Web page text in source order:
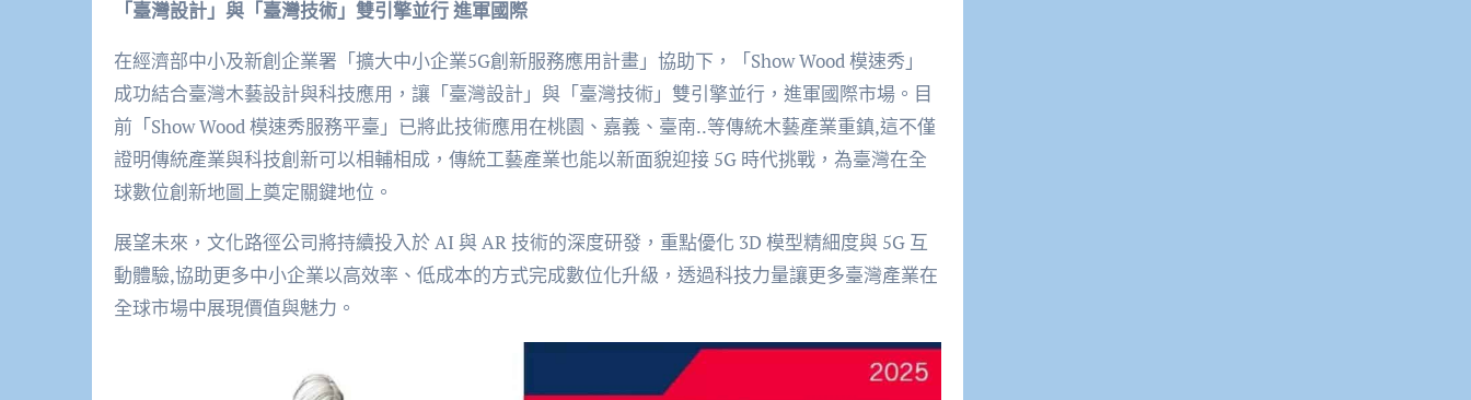
「臺灣設計」與「臺灣技術」雙引擎並行 進軍國際
在經濟部中小及新創企業署「擴大中小企業5G創新服務應用計畫」協助下，「Show Wood 模速秀」
成功結合臺灣木藝設計與科技應用，讓「臺灣設計」與「臺灣技術」雙引擎並行，進軍國際市場。目
前「Show Wood 模速秀服務平臺」已將此技術應用在桃園、嘉義、臺南..等傳統木藝產業重鎮,這不僅
證明傳統產業與科技創新可以相輔相成，傳統工藝產業也能以新面貌迎接 5G 時代挑戰，為臺灣在全
球數位創新地圖上奠定關鍵地位。
展望未來，文化路徑公司將持續投入於 AI 與 AR 技術的深度研發，重點優化 3D 模型精細度與 5G 互
動體驗,協助更多中小企業以高效率、低成本的方式完成數位化升級，透過科技力量讓更多臺灣產業在
全球市場中展現價值與魅力。